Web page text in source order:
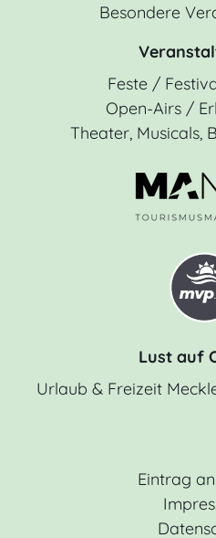
Besondere
Feste /
Open-Airs /
Theater, Musicals,
Lust auf
Urlaub & Freizeit
Eintrag